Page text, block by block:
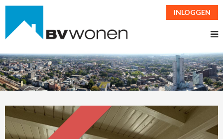
INLOGGEN